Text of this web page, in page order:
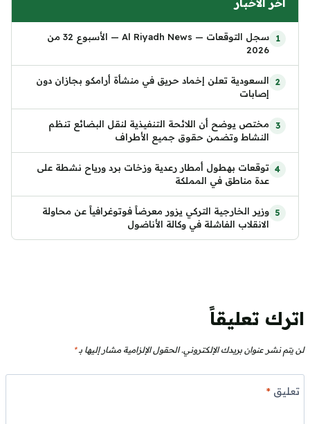
سجل التوقعات — Al Riyadh News — الأسبوع 32 من
2026
السعودية تعلن إخماد حريق في منشأة أرامكو بجازان دون
إصابات
مختص يوضح أن اللائحة التنفيذية لنقل البضائع تنظم
النشاط وتضمن حقوق جميع الأطراف
توقعات بهطول أمطار رعدية وزخات برد ورياح نشطة على
عدة مناطق في المملكة
وزير الخارجية التركي يزور معرضاً فوتوغرافياً عن محاولة
الانقلاب الفاشلة في وكالة الأناضول
اترك تعليقاً
لن يتم نشر عنوان بريدك الإلكتروني. الحقول الإلزامية مشار إليها بـ*
تعليق*